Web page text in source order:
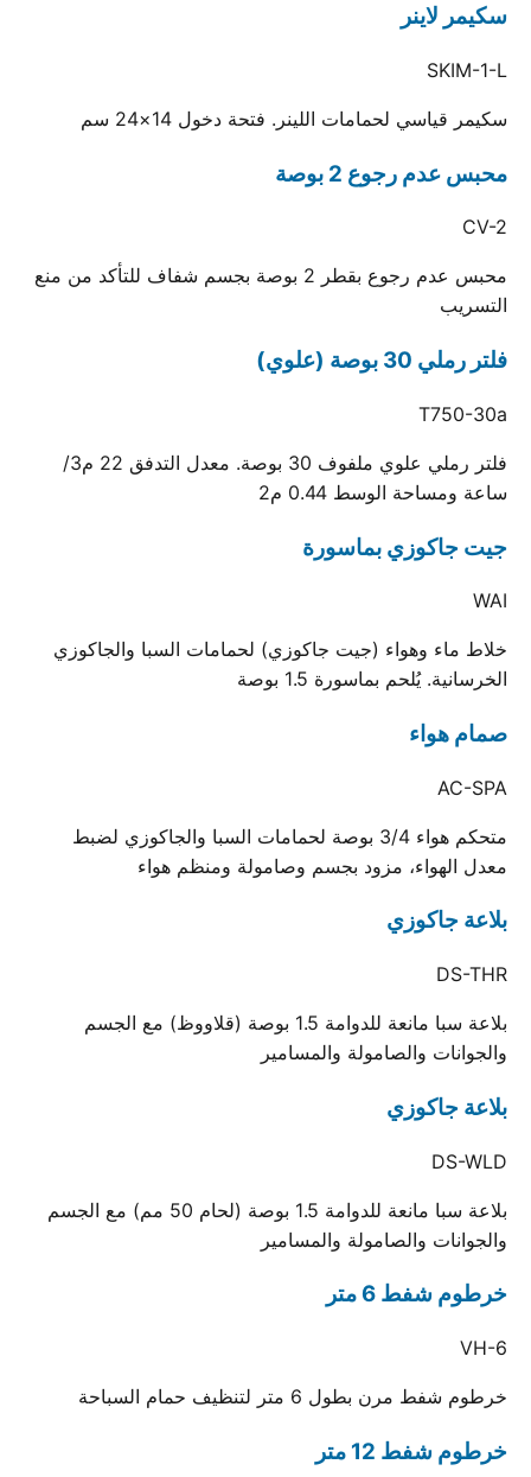
سكيمر لاينر
SKIM-1-L
سكيمر قياسي لحمامات اللينر. فتحة دخول 14×24 سم
محبس عدم رجوع 2 بوصة
CV-2
محبس عدم رجوع بقطر 2 بوصة بجسم شفاف للتأكد من منع
التسريب
فلتر رملي 30 بوصة (علوي)
T750-30a
فلتر رملي علوي ملفوف 30 بوصة. معدل التدفق 22 م3/
ساعة ومساحة الوسط 0.44 م2
جيت جاكوزي بماسورة
WAI
خلاط ماء وهواء (جيت جاكوزي) لحمامات السبا والجاكوزي
الخرسانية. يُلحم بماسورة 1.5 بوصة
صمام هواء
AC-SPA
متحكم هواء 3/4 بوصة لحمامات السبا والجاكوزي لضبط
معدل الهواء، مزود بجسم وصامولة ومنظم هواء
بلاعة جاكوزي
DS-THR
بلاعة سبا مانعة للدوامة 1.5 بوصة (قلاووظ) مع الجسم
والجوانات والصامولة والمسامير
بلاعة جاكوزي
DS-WLD
بلاعة سبا مانعة للدوامة 1.5 بوصة (لحام 50 مم) مع الجسم
والجوانات والصامولة والمسامير
خرطوم شفط 6 متر
VH-6
خرطوم شفط مرن بطول 6 متر لتنظيف حمام السباحة
خرطوم شفط 12 متر